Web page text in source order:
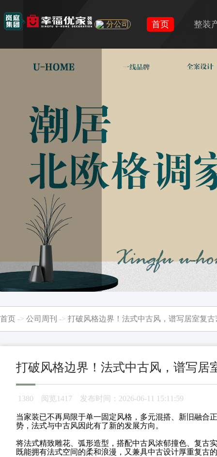
分公司 首页 整装
首页 -> 公司周刊 -> 打破风格边界！法式中古风，谱写居室复古
打破风格边界！法式中古风，谱写居
1380 阅览1417 发布时间：2026-06-11 15:11:59
当家装已不再局限于单一固定风格，多元混搭、新旧融合
势，法式与中古风因此有了新的发展方向。
将法式精致雕花、弧形造型，搭配中古风浓郁撞色、复古
既能拥有法式空间的柔和浪漫，又兼具中古设计厚重复古